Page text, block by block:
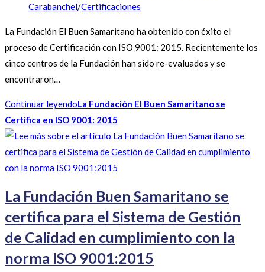
Carabanchel/Certificaciones
La Fundación El Buen Samaritano ha obtenido con éxito el
proceso de Certificación con ISO 9001: 2015. Recientemente los
cinco centros de la Fundación han sido re-evaluados y se
encontraron…
Continuar leyendoLa Fundación El Buen Samaritano se
Certifica en ISO 9001: 2015
La Fundación Buen Samaritano se
certifica para el Sistema de Gestión
de Calidad en cumplimiento con la
norma ISO 9001:2015